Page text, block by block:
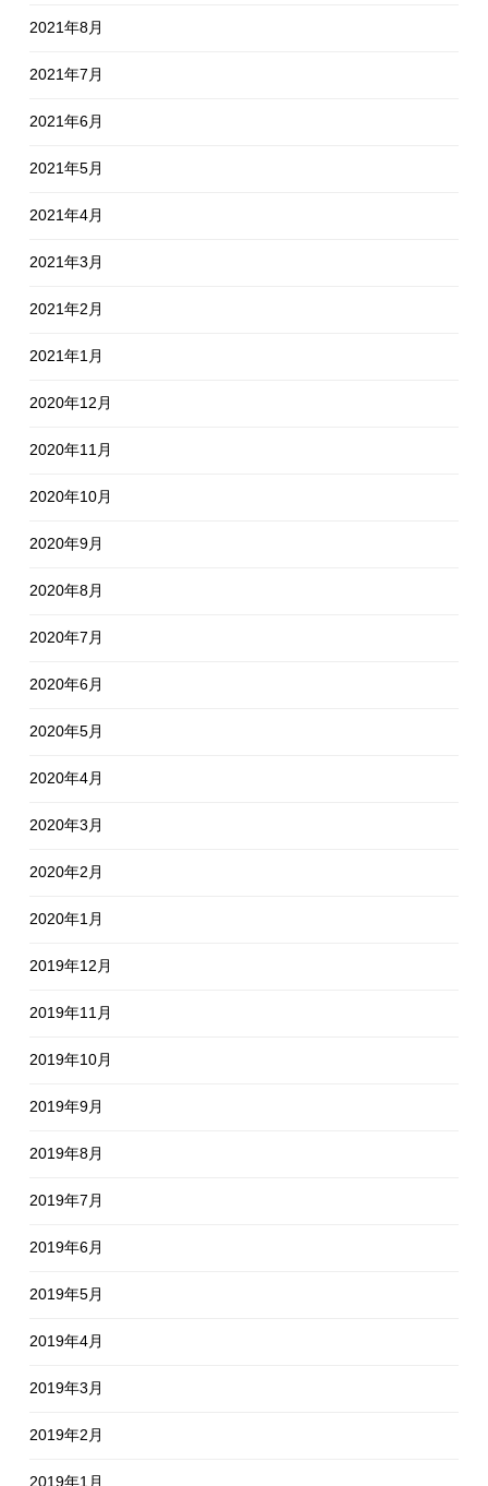
2021年8月
2021年7月
2021年6月
2021年5月
2021年4月
2021年3月
2021年2月
2021年1月
2020年12月
2020年11月
2020年10月
2020年9月
2020年8月
2020年7月
2020年6月
2020年5月
2020年4月
2020年3月
2020年2月
2020年1月
2019年12月
2019年11月
2019年10月
2019年9月
2019年8月
2019年7月
2019年6月
2019年5月
2019年4月
2019年3月
2019年2月
2019年1月